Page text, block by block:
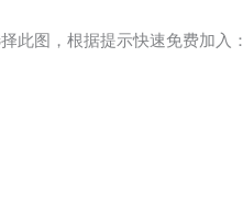
此图，根据提示快速免费加入：